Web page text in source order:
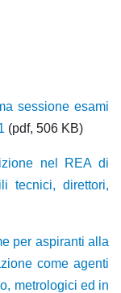
sessione esami
(pdf, 506 KB)
nel REA di
tecnici, direttori,
per aspiranti alla
come agenti
metrologici ed in